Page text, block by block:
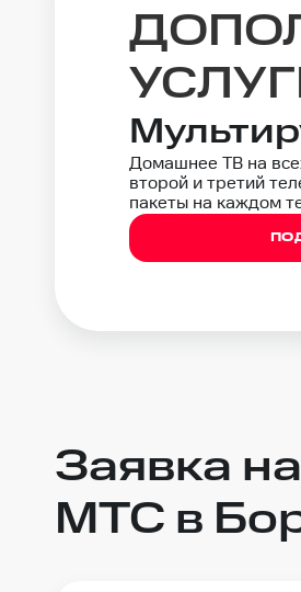
Домашнее ТВ на
второй и третий
пакеты на каждом
Заявка
МТС в